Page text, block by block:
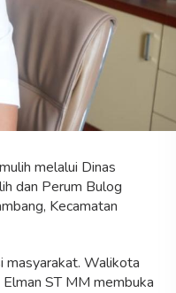
melalui Dinas
dan Perum Bulog
Kecamatan
masyarakat. Walikota
ST MM membuka